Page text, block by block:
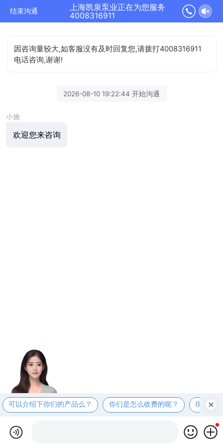
结束沟通
上海凯泉泵业正在为您服务
4008316911
因咨询量较大,如客服没有及时回复您,请拨打4008316911
电话咨询,谢谢!
2026-08-10 19:22:44 开始沟通
小施
欢迎您来咨询
可以介绍下你们的产品么？ 你们是怎么收费的呢？ 现在有